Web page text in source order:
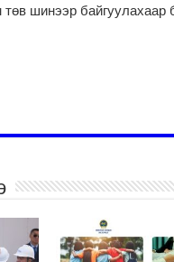
шинээр байгуулахаар